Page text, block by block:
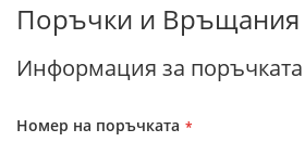
Поръчки и Връщания
Информация за поръчката
Номер на поръчката